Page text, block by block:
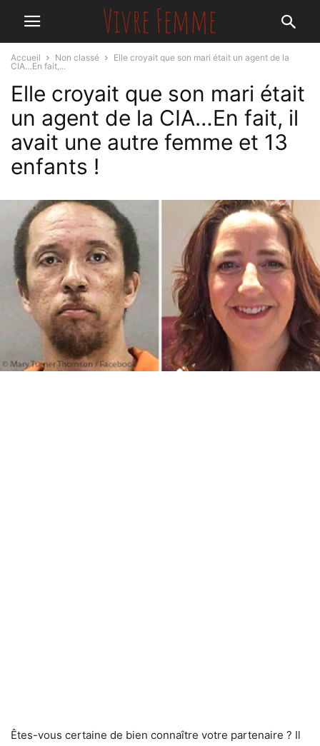
Accueil Non classé
Elle croyait que son mari était un agent de la
CIA…En fait,...
Elle croyait que son mari était
un agent de la CIA…En fait, il
avait une autre femme et 13
enfants !
Êtes-vous certaine de bien connaître votre partenaire ? Il